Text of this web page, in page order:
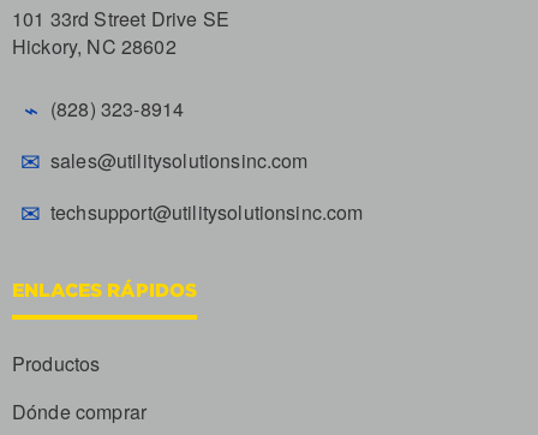
101 33rd Street Drive SE
Hickory, NC 28602
⌁ (828) 323-8914
✉ sales@utilitysolutionsinc.com
✉ techsupport@utilitysolutionsinc.com
ENLACES RÁPIDOS
Productos
Dónde comprar